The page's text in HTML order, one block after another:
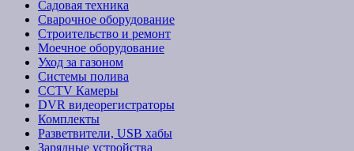
Садовая техника
Сварочное оборудование
Строительство и ремонт
Моечное оборудование
Уход за газоном
Системы полива
CCTV Камеры
DVR видеорегистраторы
Комплекты
Разветвители, USB хабы
Зарядные устройства